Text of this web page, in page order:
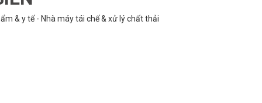
& y tế - Nhà máy tái chế & xử lý chất thải